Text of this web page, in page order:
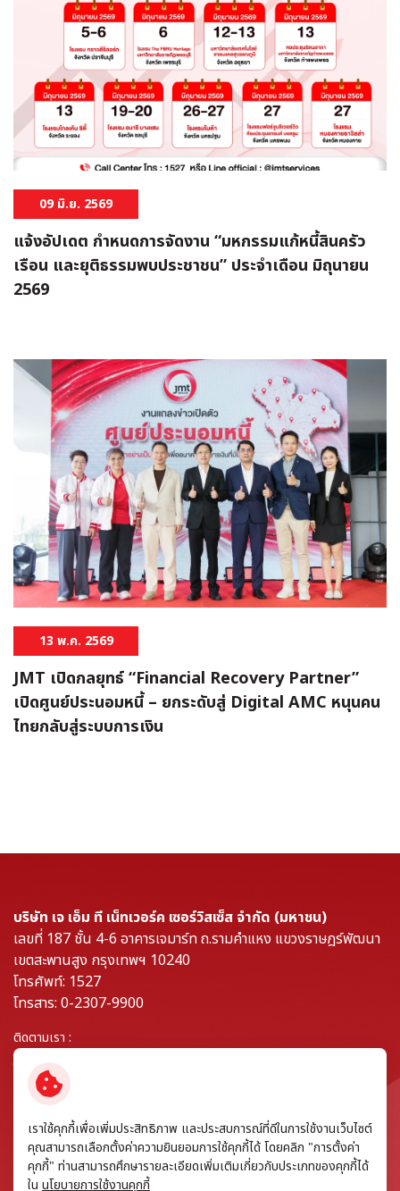
09 มิ.ย. 2569
แจ้งอัปเดต กำหนดการจัดงาน “มหกรรมแก้หนี้สินครัว
เรือน และยุติธรรมพบประชาชน” ประจำเดือน มิถุนายน
2569
13 พ.ค. 2569
JMT เปิดกลยุทธ์ “Financial Recovery Partner”
เปิดศูนย์ประนอมหนี้ – ยกระดับสู่ Digital AMC หนุนคน
ไทยกลับสู่ระบบการเงิน
บริษัท เจ เอ็ม ที เน็ทเวอร์ค เซอร์วิสเซ็ส จำกัด (มหาชน)
เลขที่ 187 ชั้น 4-6 อาคารเจมาร์ท ถ.รามคำแหง แขวงราษฎร์พัฒนา
เขตสะพานสูง กรุงเทพฯ 10240
โทรศัพท์: 1527
โทรสาร: 0-2307-9900
ติดตามเรา :
(มหาชน)
ข้อกำหนดและเงื่อนไข
เราใช้คุกกี้เพื่อเพิ่มประสิทธิภาพ และประสบการณ์ที่ดีในการใช้งานเว็บไซต์
คุณสามารถเลือกตั้งค่าความยินยอมการใช้คุกกี้ได้ โดยคลิก "การตั้งค่า
คุกกี้" ท่านสามารถศึกษารายละเอียดเพิ่มเติมเกี่ยวกับประเภทของคุกกี้ได้
ใน นโยบายการใช้งานคุกกี้